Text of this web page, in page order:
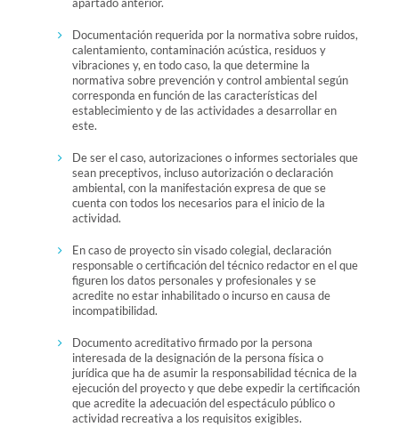
Documentación requerida por la normativa sobre ruidos,
calentamiento, contaminación acústica, residuos y
vibraciones y, en todo caso, la que determine la
normativa sobre prevención y control ambiental según
corresponda en función de las características del
establecimiento y de las actividades a desarrollar en
este.
De ser el caso, autorizaciones o informes sectoriales que
sean preceptivos, incluso autorización o declaración
ambiental, con la manifestación expresa de que se
cuenta con todos los necesarios para el inicio de la
actividad.
En caso de proyecto sin visado colegial, declaración
responsable o certificación del técnico redactor en el que
figuren los datos personales y profesionales y se
acredite no estar inhabilitado o incurso en causa de
incompatibilidad.
Documento acreditativo firmado por la persona
interesada de la designación de la persona física o
jurídica que ha de asumir la responsabilidad técnica de la
ejecución del proyecto y que debe expedir la certificación
que acredite la adecuación del espectáculo público o
actividad recreativa a los requisitos exigibles.